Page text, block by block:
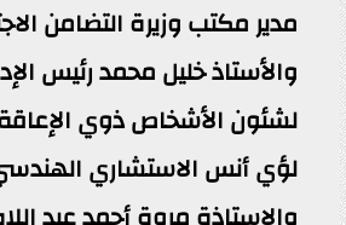
مدير مكتب وزيرة التضامن
والأستاذ خليل محمد رئيس
لشئون الأشخاص ذوي
لؤي أنس الاستشاري